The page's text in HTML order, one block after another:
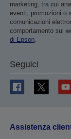
marketing, tra cui
eventi, promozioni o
comunicazioni
comportamento sul
di Epson.
Seguici
Assistenza